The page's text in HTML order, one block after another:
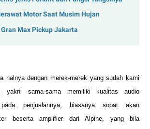
Motor Saat Musim Hujan
Max Pickup Jakarta
halnya dengan merek-merek yang sudah kami
yakni sama-sama memiliki kualitas audio
penjualannya, biasanya sobat akan
beserta amplifier dari Alpine, yang bila